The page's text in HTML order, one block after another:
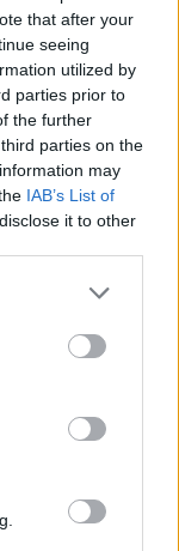
that after your
seeing
utilized by
parties prior to
the further
parties on the
may
IAB’s List of
it to other